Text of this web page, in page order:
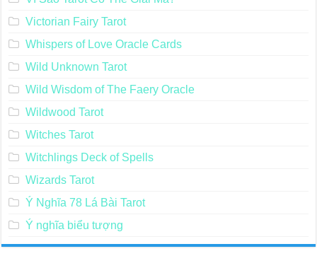
Victorian Fairy Tarot
Whispers of Love Oracle Cards
Wild Unknown Tarot
Wild Wisdom of The Faery Oracle
Wildwood Tarot
Witches Tarot
Witchlings Deck of Spells
Wizards Tarot
Ý Nghĩa 78 Lá Bài Tarot
Ý nghĩa biểu tượng